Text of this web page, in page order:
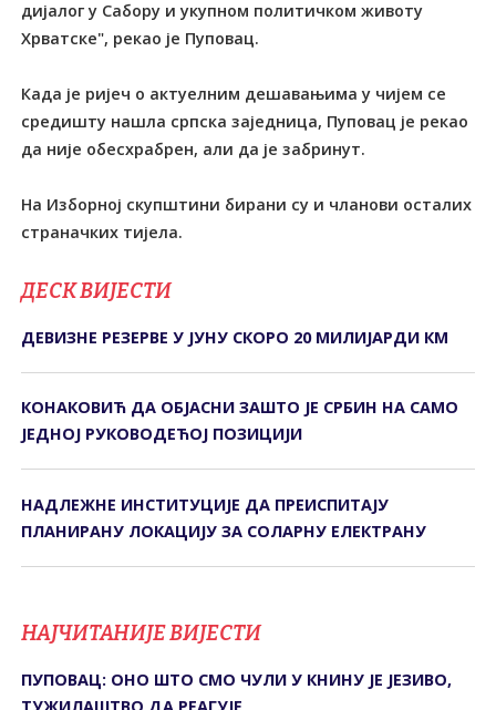
дијалог у Сабору и укупном политичком животу
Хрватске", рекао је Пуповац.
Када је ријеч о актуелним дешавањима у чијем се
средишту нашла српска заједница, Пуповац је рекао
да није обесхрабрен, али да је забринут.
На Изборној скупштини бирани су и чланови осталих
страначких тијела.
ДЕСК ВИЈЕСТИ
ДЕВИЗНЕ РЕЗЕРВЕ У ЈУНУ СКОРО 20 МИЛИЈАРДИ КМ
КОНАКОВИЋ ДА ОБЈАСНИ ЗАШТО ЈЕ СРБИН НА САМО
ЈЕДНОЈ РУКОВОДЕЋОЈ ПОЗИЦИЈИ
НАДЛЕЖНЕ ИНСТИТУЦИЈЕ ДА ПРЕИСПИТАЈУ
ПЛАНИРАНУ ЛОКАЦИЈУ ЗА СОЛАРНУ ЕЛЕКТРАНУ
НАЈЧИТАНИЈЕ ВИЈЕСТИ
ПУПОВАЦ: ОНО ШТО СМО ЧУЛИ У КНИНУ ЈЕ ЈЕЗИВО,